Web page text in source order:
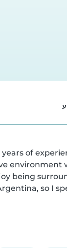
of
environment
being
so I